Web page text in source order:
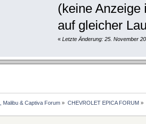
(keine
auf gleicher
« Letzte Änderung: 25. November
Malibu & Captiva Forum » CHEVROLET EPICA FORUM »